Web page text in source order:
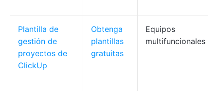
Plantilla de
gestión de
proyectos de
ClickUp
Obtenga
plantillas
gratuitas
Equipos
multifuncionales